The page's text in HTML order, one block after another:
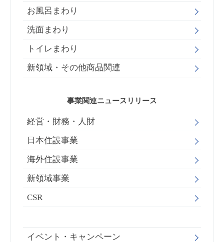
お風呂まわり
洗面まわり
トイレまわり
新領域・その他商品関連
事業関連ニュースリリース
経営・財務・人財
日本住設事業
海外住設事業
新領域事業
CSR
イベント・キャンペーン